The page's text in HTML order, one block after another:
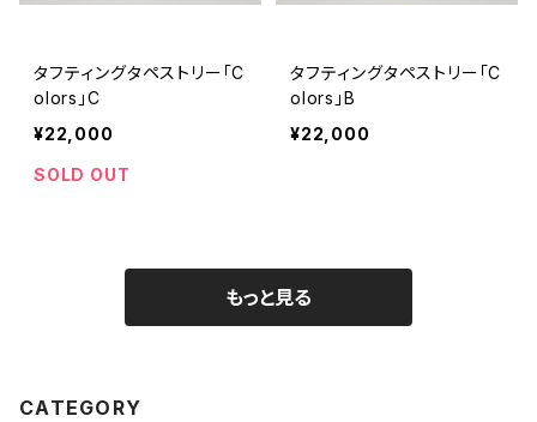
タフティングタペストリー「C
olors」C
¥22,000
SOLD OUT
タフティングタペストリー「C
olors」B
¥22,000
もっと見る
CATEGORY